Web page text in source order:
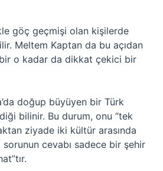
göç geçmişi olan kişilerde
Meltem Kaptan da bu açıdan
o kadar da dikkat çekici bir
doğup büyüyen bir Türk
bilinir. Bu durum, onu “tek
ziyade iki kültür arasında
sorunun cevabı sadece bir şehir